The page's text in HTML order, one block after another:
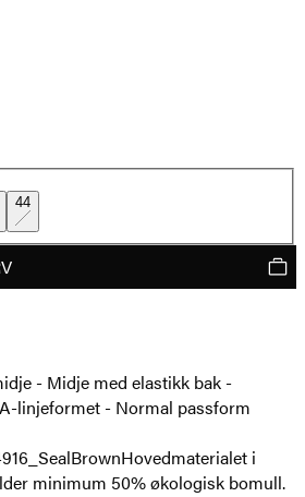
44
- Midje med elastikk bak -
linjeformet - Normal passform
Hovedmaterialet i
minimum 50% økologisk bomull.